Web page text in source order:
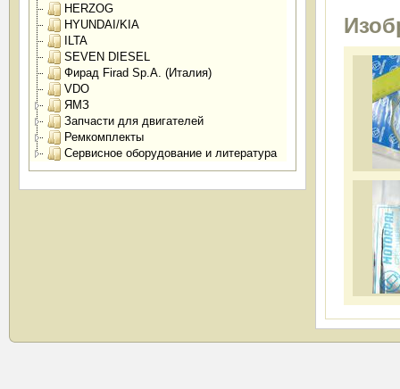
HERZOG
HYUNDAI/KIA
ILTA
SEVEN DIESEL
Фирад Firad Sp.A. (Италия)
VDO
ЯМЗ
Запчасти для двигателей
Ремкомплекты
Сервисное оборудование и литература